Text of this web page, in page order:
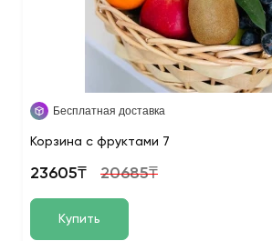
Бесплатная доставка
Корзина с фруктами 7
23605₸ 20685₸
Купить